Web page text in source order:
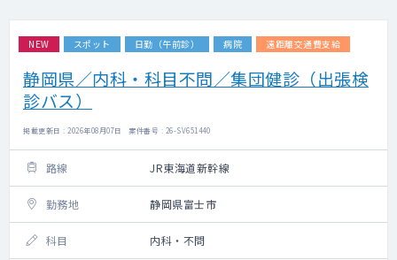
NEW スポット 日勤（午前診） 病院 遠距離交通費支給
静岡県／内科・科目不問／集団健診（出張検
診バス）
掲載更新日 : 2026年08月07日 案件番号 : 26-SV651440
路線 JR東海道新幹線
勤務地 静岡県富士市
科目 内科・不問